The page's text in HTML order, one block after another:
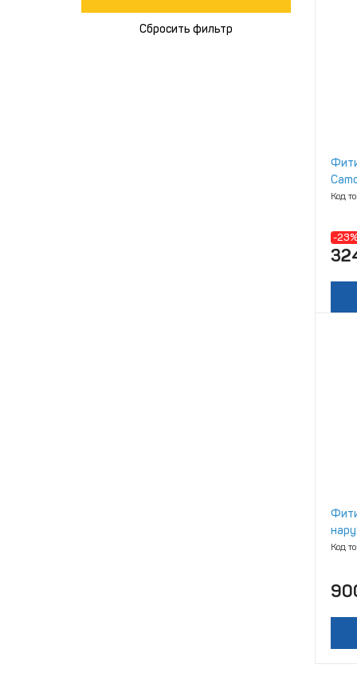
Сбросить фильтр
Код
-
(Cu/
Код